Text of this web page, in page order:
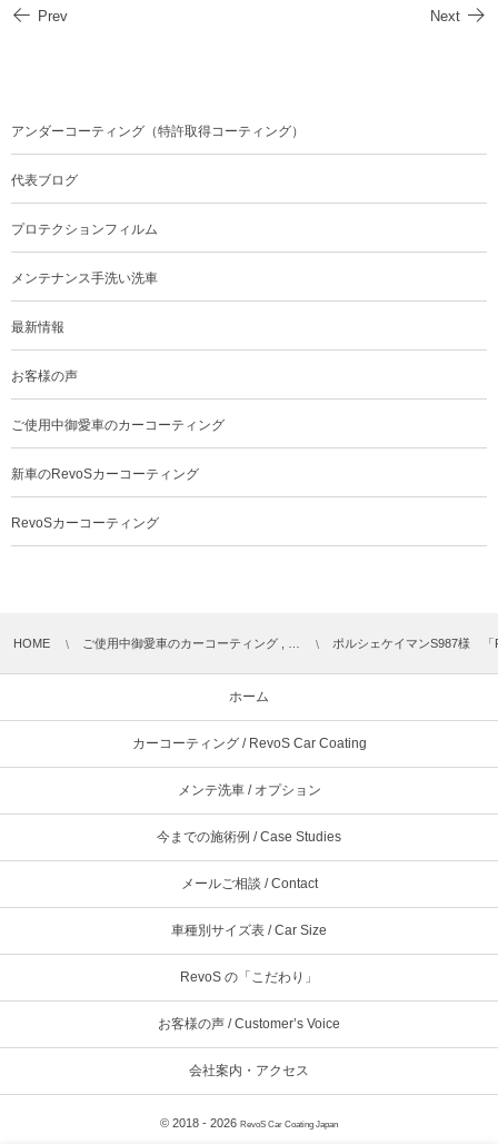
Prev Next
アンダーコーティング（特許取得コーティング）
代表ブログ
プロテクションフィルム
メンテナンス手洗い洗車
最新情報
お客様の声
ご使用中御愛車のカーコーティング
新車のRevoSカーコーティング
RevoSカーコーティング
HOME ご使用中御愛車のカーコーティング , … ポルシェケイマンS987様 「
ホーム
カーコーティング / RevoS Car Coating
メンテ洗車 / オプション
今までの施術例 / Case Studies
メールご相談 / Contact
車種別サイズ表 / Car Size
RevoS の「こだわり」
お客様の声 / Customer’s Voice
会社案内・アクセス
© 2018 - 2026 RevoS Car Coating Japan